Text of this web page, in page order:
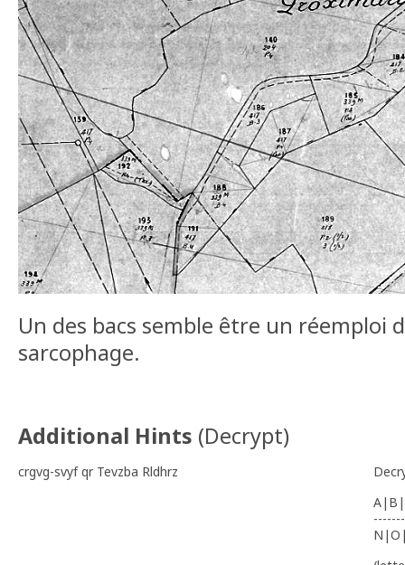
Un des bacs semble être un réemploi
sarcophage.
Additional Hints (Decrypt)
crgvg-svyf qr Tevzba Rldhrz